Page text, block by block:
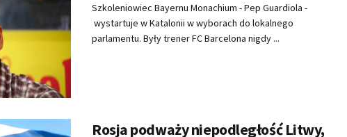
Szkoleniowiec Bayernu Monachium - Pep Guardiola -
wystartuje w Katalonii w wyborach do lokalnego
parlamentu. Były trener FC Barcelona nigdy ...
Rosja podważy niepodległość Litwy,